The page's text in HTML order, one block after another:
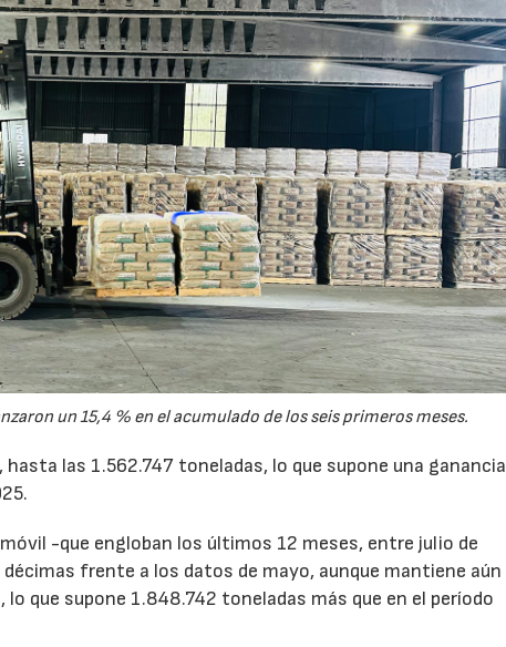
un 15,4 % en el acumulado de los seis primeros meses.
las 1.562.747 toneladas, lo que supone una ganancia
-que engloban los últimos 12 meses, entre julio de
frente a los datos de mayo, aunque mantiene aún
que supone 1.848.742 toneladas más que en el período